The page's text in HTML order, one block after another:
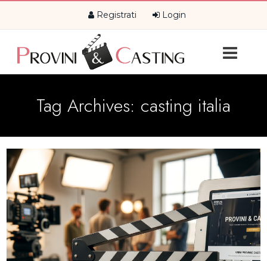
Registrati Login
Tag Archives: casting italia